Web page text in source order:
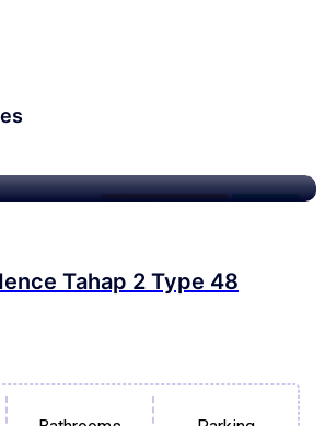
Yafindo Residence Available
Tahap 2 Type 48